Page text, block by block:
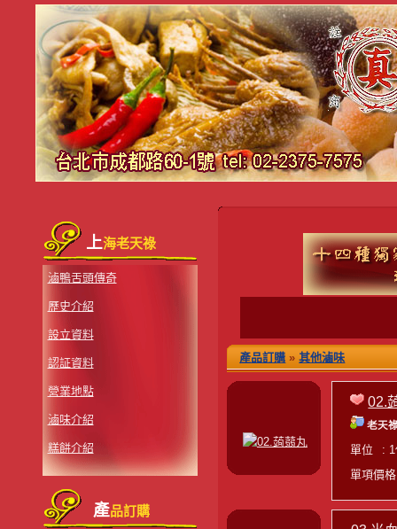
上海老天祿
滷鴨舌頭傳奇
歷史介紹
設立資料
認証資料
營業地點
滷味介紹
糕餅介紹
產品訂購
產品訂購 »其他滷味
02.
老天
單位
:
單項價